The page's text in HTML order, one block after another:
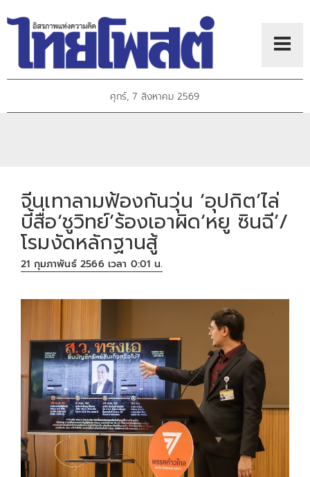
ศุกร์, 7 สิงหาคม 2569
จีนเทาลามฟ้องกันวุ่น ‘อุปกิต’ไล่
บี้สื่อ‘ชูวิทย์’ร้องเอาผิด‘หยู ซินฉี’/
โรมงัดหลักฐานสู้
21 กุมภาพันธ์ 2566 เวลา 0:01 น.